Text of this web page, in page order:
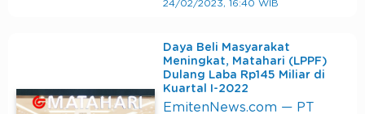
24/02/2023, 16:40 WIB
Daya Beli Masyarakat
Meningkat, Matahari (LPPF)
Dulang Laba Rp145 Miliar di
Kuartal I-2022
EmitenNews.com — PT